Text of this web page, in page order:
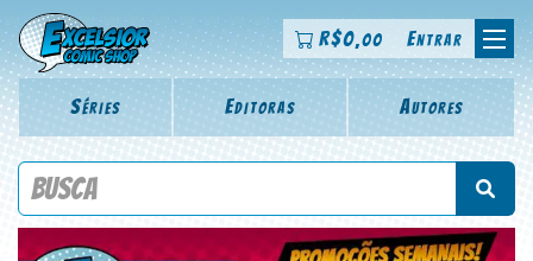
R$0,00 Entrar
Séries Editoras Autores
Procure por título da revista, personagem, série, escritor,